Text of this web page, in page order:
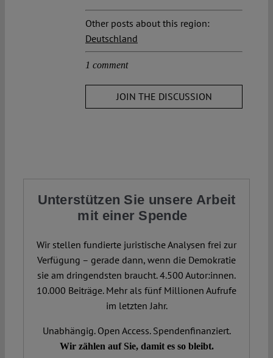
Other posts about this region:
Deutschland
1 comment
JOIN THE DISCUSSION
Unterstützen Sie unsere Arbeit
mit einer Spende
Wir stellen fundierte juristische Analysen frei zur
Verfügung – gerade dann, wenn die Demokratie
sie am dringendsten braucht. 4.500 Autor:innen.
10.000 Beiträge. Mehr als fünf Millionen Aufrufe
im letzten Jahr.
Unabhängig. Open Access. Spendenfinanziert.
Wir zählen auf Sie, damit es so bleibt.